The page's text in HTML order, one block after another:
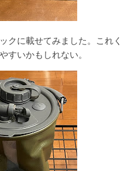
クに載せてみました。これく
すいかもしれない。